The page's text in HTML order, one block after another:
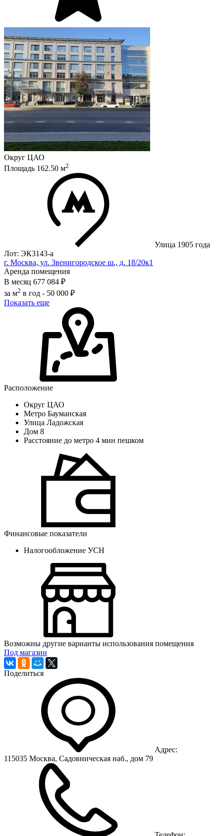
Округ ЦАО
Площадь 162.50 м2
Улица 1905 года
Лот: ЭК3143-a
г. Москва, ул. Звенигородское ш., д. 18/20к1
Аренда помещения
В месяц 677 084 ₽
за м2 в год - 50 000 ₽
Показать еще
Расположение
Округ ЦАО
Метро Бауманская
Улица Ладожская
Дом 8
Расстояние до метро 4 мин пешком
Финансовые показатели
Налогообложение УСН
Возможны другие варианты использования помещения
Под магазин
Поделиться
Адрес:
115035 Москва, Садовническая наб., дом 79